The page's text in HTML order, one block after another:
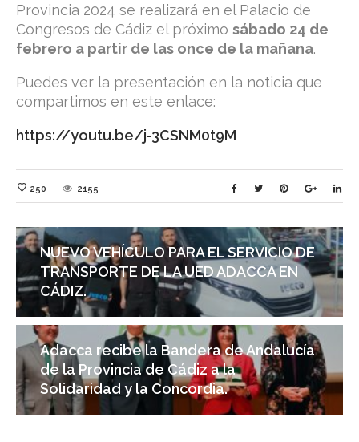
Provincia 2024 se realizará en el Palacio de
Congresos de Cádiz el próximo sábado 24 de
febrero a partir de las once de la mañana.
Puedes ver la presentación en la noticia que
compartimos en este enlace:
https://youtu.be/j-3CSNM0t9M
250 2155
NUEVO VEHÍCULO PARA EL SERVICIO DE
TRANSPORTE DE LA UED ADACCA EN
CÁDIZ.
Adacca recibe la Bandera de Andalucía
de la Provincia de Cádiz a la
Solidaridad y la Concordia.